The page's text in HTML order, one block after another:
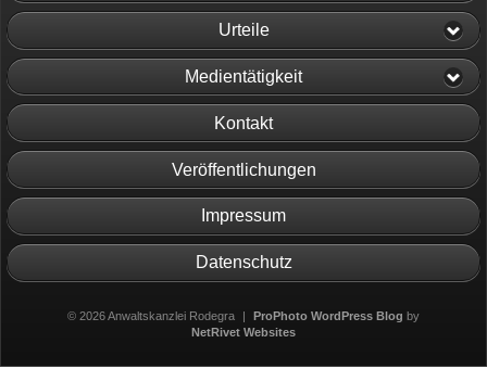
Urteile
Medientätigkeit
Kontakt
Veröffentlichungen
Impressum
Datenschutz
© 2026 Anwaltskanzlei Rodegra | ProPhoto WordPress Blog by
NetRivet Websites